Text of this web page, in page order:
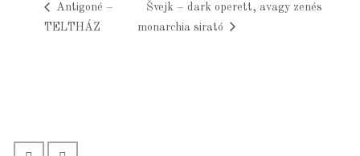
Antigoné –
TELTHÁZ
Švejk – dark operett, avagy zenés
monarchia sirató